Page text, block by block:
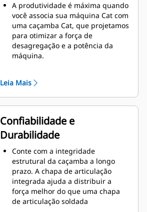
A produtividade é máxima quando
você associa sua máquina Cat com
uma caçamba Cat, que projetamos
para otimizar a força de
desagregação e a potência da
máquina.
na caçamba. A folga maior do
braço de apoio garante que o
fundo da caçamba não seja
arrastado, reduzindo os custos de
manutenção.
O consumo de combustível atinge
o nível máximo durante a
escavação. As caçambas Cat foram
desenvolvidas para cortar
materiais rapidamente e
aprimorar a eficiência operacional
total da máquina.
Carregue mais material em menos
Leia Mais
Confiabilidade e
Durabilidade
Conte com a integridade
estrutural da caçamba a longo
prazo. A chapa de articulação
integrada ajuda a distribuir a
força melhor do que uma chapa
de articulação soldada